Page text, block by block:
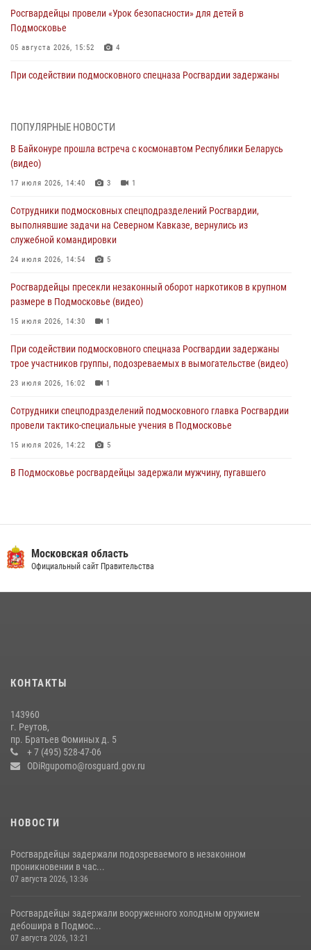
Росгвардейцы провели «Урок безопасности» для детей в
Подмосковье
05 августа 2026, 15:52 4
При содействии подмосковного спецназа Росгвардии задержаны
05 августа 2026, 15:48 1
Сотрудники спецподразделения подмосковного главка Росгвардии
отработали навыки огневой подготовки на комплексных учениях
04 августа 2026, 12:21
За прошедший месяц росгвардейцы 7386 раз выезжали по
сигналам «Тревога» с охраняемых объектов в Подмосковье
04 августа 2026, 12:15
(видео)
03 августа 2026, 15:32 1
«семейным подрядом» в Подмосковье (видео)
03 августа 2026, 15:08
ПОПУЛЯРНЫЕ НОВОСТИ
В Байконуре прошла встреча с космонавтом Республики Беларусь
(видео)
17 июля 2026, 14:40 3 1
Сотрудники подмосковных спецподразделений Росгвардии,
выполнявшие задачи на Северном Кавказе, вернулись из
служебной командировки
24 июля 2026, 14:54 5
Росгвардейцы пресекли незаконный оборот наркотиков в крупном
размере в Подмосковье (видео)
15 июля 2026, 14:30 1
При содействии подмосковного спецназа Росгвардии задержаны
трое участников группы, подозреваемых в вымогательстве (видео)
23 июля 2026, 16:02 1
Сотрудники спецподразделений подмосковного главка Росгвардии
провели тактико-специальные учения в Подмосковье
15 июля 2026, 14:22 5
В Подмосковье росгвардейцы задержали мужчину, пугавшего
федеральном розыске (видео)
22 июля 2026, 14:15 1
препятствий со стрельбой
Росгвардейцы открыли свои двери для школьников в Подмосковье
18 июля 2026, 07:03
Московская область
Официальный сайт Правительства
КОНТАКТЫ
143960
г. Реутов,
пр. Братьев Фоминых д. 5
+ 7 (495) 528-47-06
ODiRgupomo@rosguard.gov.ru
НОВОСТИ
Росгвардейцы задержали подозреваемого в незаконном
проникновении в час...
07 августа 2026, 13:36
Росгвардейцы задержали вооруженного холодным оружием
дебошира в Подмос...
07 августа 2026, 13:21